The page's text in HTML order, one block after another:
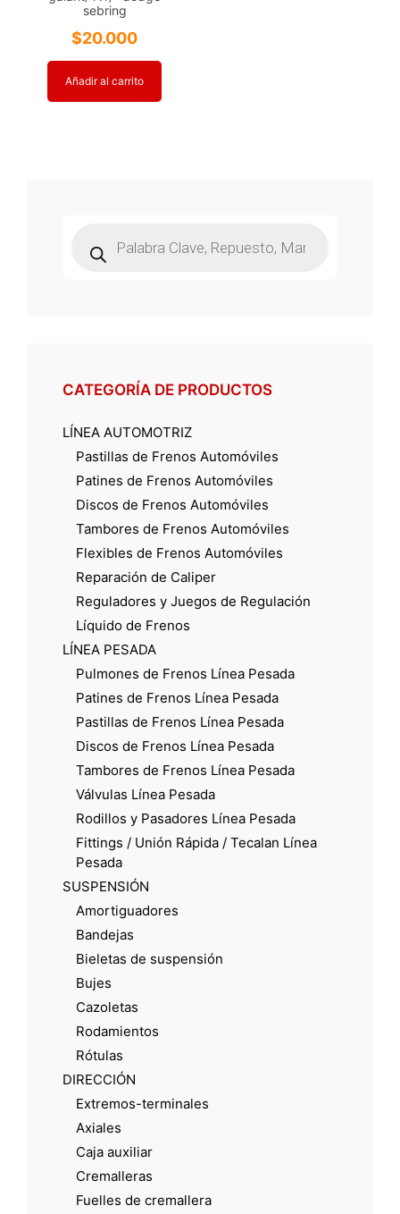
sebring
$20.000
Añadir al carrito
productos
CATEGORÍA DE PRODUCTOS
LÍNEA AUTOMOTRIZ
Pastillas de Frenos Automóviles
Patines de Frenos Automóviles
Discos de Frenos Automóviles
Tambores de Frenos Automóviles
Flexibles de Frenos Automóviles
Reparación de Caliper
Reguladores y Juegos de Regulación
Líquido de Frenos
LÍNEA PESADA
Pulmones de Frenos Línea Pesada
Patines de Frenos Línea Pesada
Pastillas de Frenos Línea Pesada
Discos de Frenos Línea Pesada
Tambores de Frenos Línea Pesada
Válvulas Línea Pesada
Rodillos y Pasadores Línea Pesada
Fittings / Unión Rápida / Tecalan Línea
Pesada
SUSPENSIÓN
Amortiguadores
Bandejas
Bieletas de suspensión
Bujes
Cazoletas
Rodamientos
Rótulas
DIRECCIÓN
Extremos-terminales
Axiales
Caja auxiliar
Cremalleras
Fuelles de cremallera